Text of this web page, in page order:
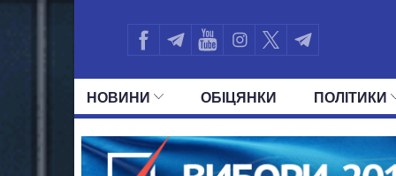
НОВИНИ ОБIЦЯНКИ ПОЛIТИКИ
УСІ ПОЛІТИКИ ПРЕЗИДЕНТ І